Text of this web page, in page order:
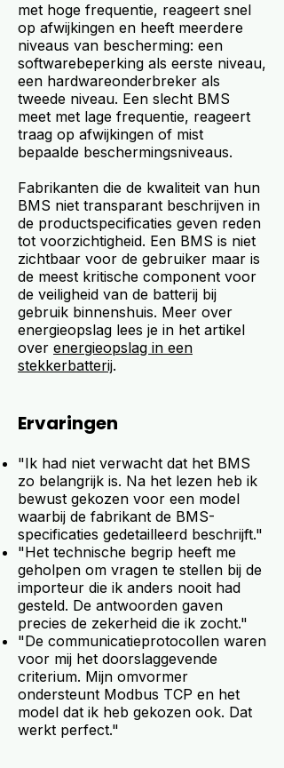
met hoge frequentie, reageert snel
op afwijkingen en heeft meerdere
niveaus van bescherming: een
softwarebeperking als eerste niveau,
een hardwareonderbreker als
tweede niveau. Een slecht BMS
meet met lage frequentie, reageert
traag op afwijkingen of mist
bepaalde beschermingsniveaus.
Fabrikanten die de kwaliteit van hun
BMS niet transparant beschrijven in
de productspecificaties geven reden
tot voorzichtigheid. Een BMS is niet
zichtbaar voor de gebruiker maar is
de meest kritische component voor
de veiligheid van de batterij bij
gebruik binnenshuis. Meer over
energieopslag lees je in het artikel
over energieopslag in een
stekkerbatterij.
Ervaringen
"Ik had niet verwacht dat het BMS
zo belangrijk is. Na het lezen heb ik
bewust gekozen voor een model
waarbij de fabrikant de BMS-
specificaties gedetailleerd beschrijft."
"Het technische begrip heeft me
geholpen om vragen te stellen bij de
importeur die ik anders nooit had
gesteld. De antwoorden gaven
precies de zekerheid die ik zocht."
"De communicatieprotocollen waren
voor mij het doorslaggevende
criterium. Mijn omvormer
ondersteunt Modbus TCP en het
model dat ik heb gekozen ook. Dat
werkt perfect."